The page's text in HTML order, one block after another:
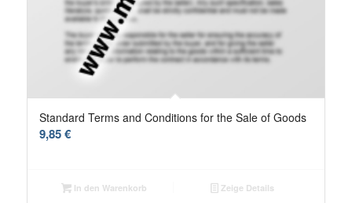
Standard Terms and Conditions for the Sale of Goods
9,85€
In den Warenkorb Zeige Details